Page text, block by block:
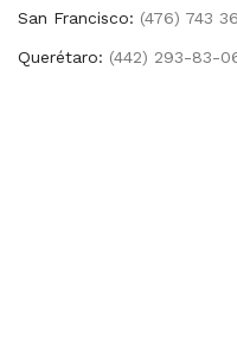
San Francisco: (476) 743
Querétaro: (442) 293-83-